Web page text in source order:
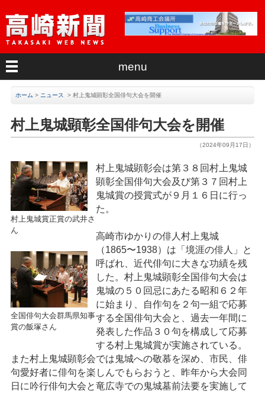
menu
ホーム > ニュース >村上鬼城顕彰全国俳句大会を開催
村上鬼城顕彰全国俳句大会を開催
（2024年09月17日）
村上鬼城賞正賞の武井さ
ん
全国俳句大会群馬県知事
賞の飯塚さん
村上鬼城顕彰会は第３８回村上鬼城
顕彰全国俳句大会及び第３７回村上
鬼城賞の授賞式が９月１６日に行っ
た。
高崎市ゆかりの俳人村上鬼城
（1865〜1938）は「境涯の俳人」と
呼ばれ、近代俳句に大きな功績を残
した。村上鬼城顕彰全国俳句大会は
鬼城の５０回忌にあたる昭和６２年
に始まり、自作句を２句一組で応募
する全国俳句大会と、過去一年間に
発表した作品３０句を構成して応募
する村上鬼城賞が実施されている。
また村上鬼城顕彰会では鬼城への敬慕を深め、市民、俳
句愛好者に俳句を楽しんでもらおうと、昨年から大会同
日に吟行俳句大会と竜広寺での鬼城墓前法要を実施して